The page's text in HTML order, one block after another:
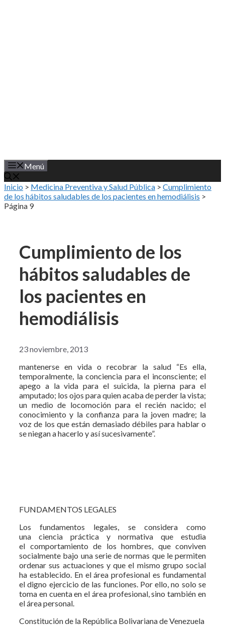
Menú
Inicio > Medicina Preventiva y Salud Pública > Cumplimiento
de los hábitos saludables de los pacientes en hemodiálisis >
Página 9
Cumplimiento de los
hábitos saludables de
los pacientes en
hemodiálisis
23 noviembre, 2013
mantenerse en vida o recobrar la salud “Es ella,
temporalmente, la conciencia para el inconsciente; el
apego a la vida para el suicida, la pierna para el
amputado; los ojos para quien acaba de perder la vista;
un medio de locomoción para el recién nacido; el
conocimiento y la confianza para la joven madre; la
voz de los que están demasiado débiles para hablar o
se niegan a hacerlo y así sucesivamente”.
FUNDAMENTOS LEGALES
Los fundamentos legales, se considera como
una ciencia práctica y normativa que estudia
el comportamiento de los hombres, que conviven
socialmente bajo una serie de normas que le permiten
ordenar sus actuaciones y que el mismo grupo social
ha establecido. En el área profesional es fundamental
el digno ejercicio de las funciones. Por ello, no solo se
toma en cuenta en el área profesional, sino también en
el área personal.
Constitución de la República Bolivariana de Venezuela